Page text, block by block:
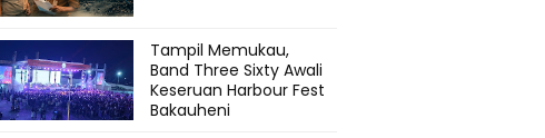
Tampil Memukau,
Band Three Sixty Awali
Keseruan Harbour Fest
Bakauheni